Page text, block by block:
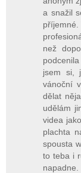
a snažil
příjemné.
než
jsem si,
vánoční
dělat
udělám
videa
plachta
spousta
to teba i